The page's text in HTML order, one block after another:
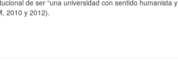
de ser “una universidad con sentido humanista y
2010 y 2012).